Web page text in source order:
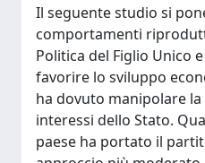
Il seguente studio si
comportamenti
Politica del Figlio Unico
favorire lo sviluppo
ha dovuto manipolare
interessi dello Stato.
paese ha portato il